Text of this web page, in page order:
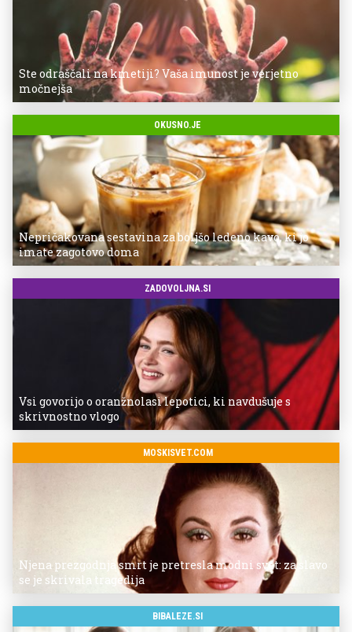
Ste odraščali na kmetiji? Vaša imunost je verjetno
močnejša
OKUSNO.JE
Nepričakovana sestavina za boljšo ledeno kavo, ki jo
imate zagotovo doma
ZADOVOLJNA.SI
Vsi govorijo o oranžnolasi lepotici, ki navdušuje s
skrivnostno vlogo
MOSKISVET.COM
Njena prezgodnja smrt je pretresla modni svet: za slavo
se je skrivala tragedija
BIBALEZE.SI